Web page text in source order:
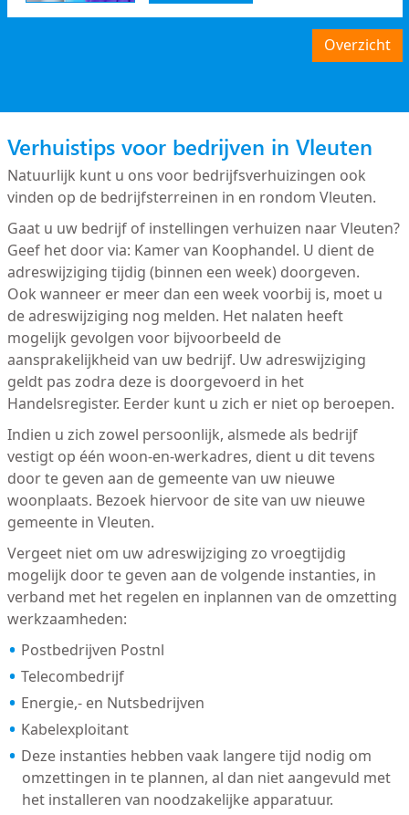
Overzicht
Verhuistips voor bedrijven in Vleuten
Natuurlijk kunt u ons voor bedrijfsverhuizingen ook
vinden op de bedrijfsterreinen in en rondom Vleuten.
Gaat u uw bedrijf of instellingen verhuizen naar Vleuten?
Geef het door via: Kamer van Koophandel. U dient de
adreswijziging tijdig (binnen een week) doorgeven.
Ook wanneer er meer dan een week voorbij is, moet u
de adreswijziging nog melden. Het nalaten heeft
mogelijk gevolgen voor bijvoorbeeld de
aansprakelijkheid van uw bedrijf. Uw adreswijziging
geldt pas zodra deze is doorgevoerd in het
Handelsregister. Eerder kunt u zich er niet op beroepen.
Indien u zich zowel persoonlijk, alsmede als bedrijf
vestigt op één woon-en-werkadres, dient u dit tevens
door te geven aan de gemeente van uw nieuwe
woonplaats. Bezoek hiervoor de site van uw nieuwe
gemeente in Vleuten.
Vergeet niet om uw adreswijziging zo vroegtijdig
mogelijk door te geven aan de volgende instanties, in
verband met het regelen en inplannen van de omzetting
werkzaamheden:
Postbedrijven Postnl
Telecombedrijf
Energie,- en Nutsbedrijven
Kabelexploitant
Deze instanties hebben vaak langere tijd nodig om
omzettingen in te plannen, al dan niet aangevuld met
het installeren van noodzakelijke apparatuur.